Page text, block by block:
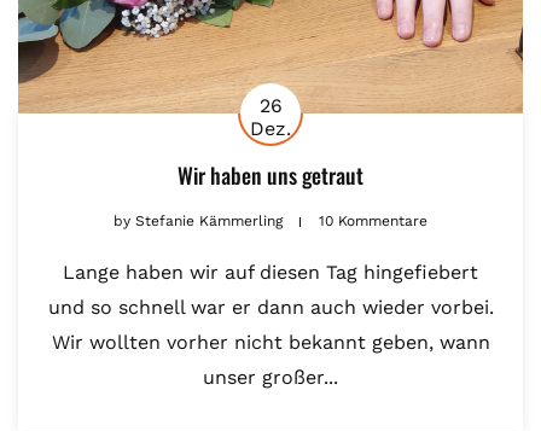
26
Dez.
Wir haben uns getraut
by Stefanie Kämmerling 10 Kommentare
Lange haben wir auf diesen Tag hingefiebert
und so schnell war er dann auch wieder vorbei.
Wir wollten vorher nicht bekannt geben, wann
unser großer...